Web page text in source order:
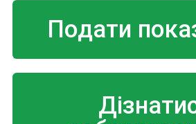
серцях
радістю
надією.
дивлячись
Подати